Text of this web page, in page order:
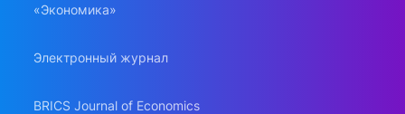
«Экономика»
Электронный журнал
BRICS Journal of Economics